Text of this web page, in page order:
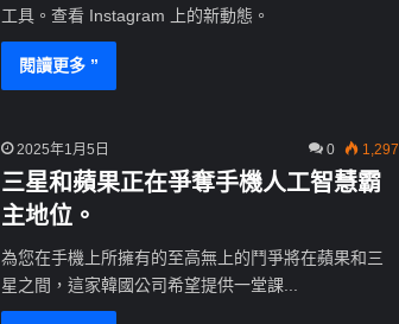
工具。查看 Instagram 上的新動態。
閱讀更多 ”
2025年1月5日 0 1,297
三星和蘋果正在爭奪手機人工智慧霸
主地位。
為您在手機上所擁有的至高無上的鬥爭將在蘋果和三
星之間，這家韓國公司希望提供一堂課...